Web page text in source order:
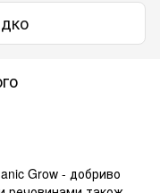
Grow - добриво